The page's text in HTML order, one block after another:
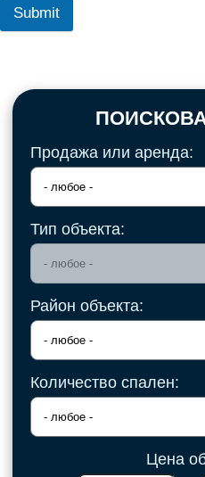
Submit
Продажа или аренда:
Тип объекта:
Район объекта:
Количество спален:
Цена